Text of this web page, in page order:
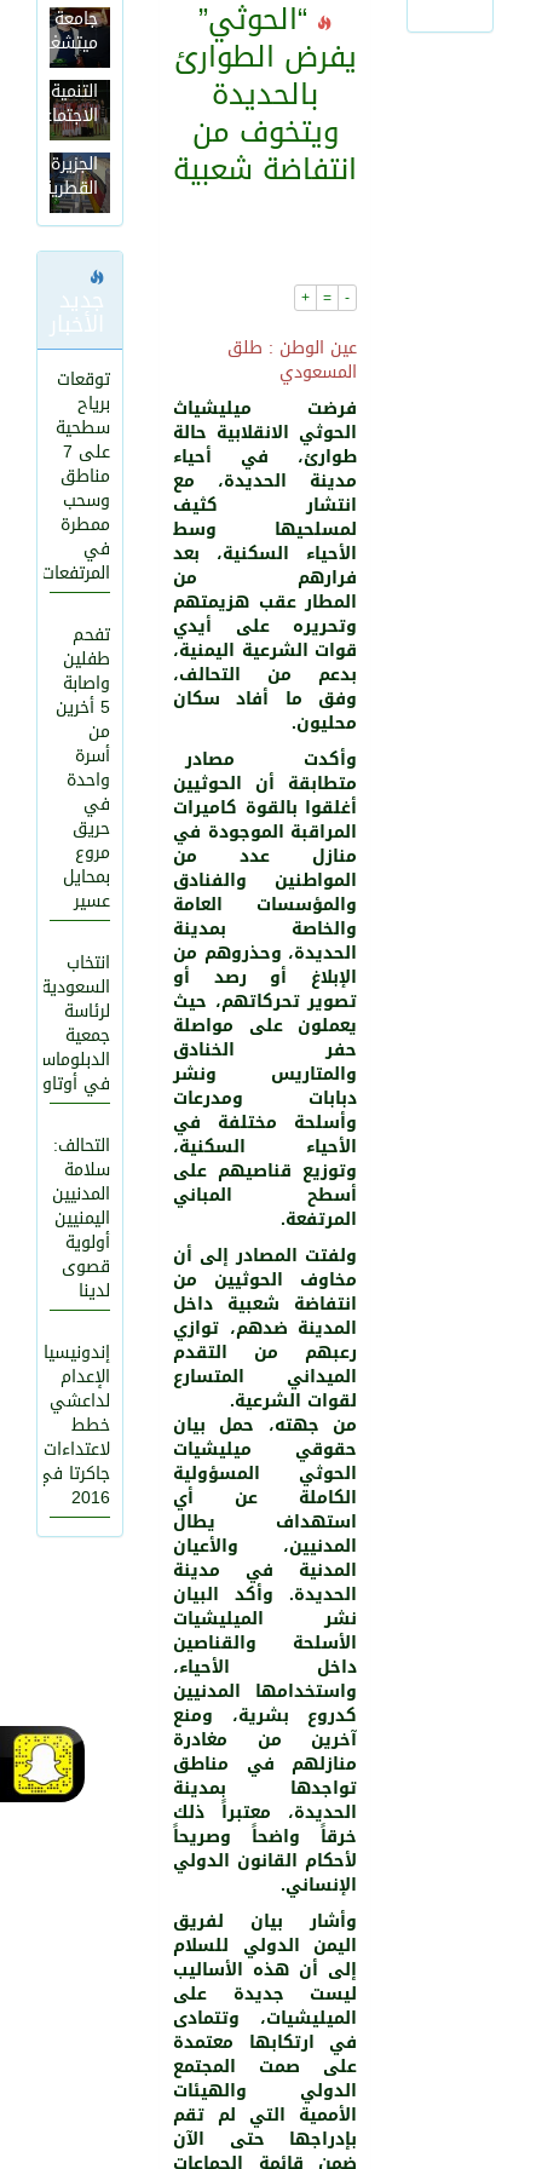
401 0
251 0
651 0
301 0
251 0
جامعة
ميتشغن
بالتعاون
مع
لجنة
التنمية
الاجتماعية
السفارة
الألمانية
بالسعودية
تكذب
فيه
قناة
الجزيرة
القطرية
جديد
الأخبار
توقعات
برياح
سطحية
على 7
مناطق
وسحب
ممطرة
في
المرتفعات
تفحم
طفلين
واصابة
5 أخرين
من
أسرة
واحدة
في
حريق
مروع
بمحايل
عسير
انتخاب
السعودية
لرئاسة
جمعية
الدبلوماسيين
في أوتاوا
التحالف:
سلامة
المدنيين
اليمنيين
أولوية
قصوى
لدينا
إندونيسيا..
الإعدام
لداعشي
خطط
لاعتداءات
جاكرتا في
2016
“الحوثي”
يفرض الطوارئ
بالحديدة
ويتخوف من
انتفاضة شعبية
+ = -
عين الوطن : طلق
المسعودي
فرضت ميليشياث
الحوثي الانقلابية حالة
طوارئ، في أحياء
مدينة الحديدة، مع
انتشار كثيف
لمسلحيها وسط
الأحياء السكنية، بعد
فرارهم من
المطار عقب هزيمتهم
وتحريره على أيدي
قوات الشرعية اليمنية،
بدعم من التحالف،
وفق ما أفاد سكان
محليون.
وأكدت مصادر
متطابقة أن الحوثيين
أغلقوا بالقوة كاميرات
المراقبة الموجودة في
منازل عدد من
المواطنين والفنادق
والمؤسسات العامة
والخاصة بمدينة
الحديدة، وحذروهم من
الإبلاغ أو رصد أو
تصوير تحركاتهم، حيث
يعملون على مواصلة
حفر الخنادق
والمتاريس ونشر
دبابات ومدرعات
وأسلحة مختلفة في
الأحياء السكنية،
وتوزيع قناصيهم على
أسطح المباني
المرتفعة.
ولفتت المصادر إلى أن
مخاوف الحوثيين من
انتفاضة شعبية داخل
المدينة ضدهم، توازي
رعبهم من التقدم
الميداني المتسارع
لقوات الشرعية.
من جهته، حمل بيان
حقوقي ميليشيات
الحوثي المسؤولية
الكاملة عن أي
استهداف يطال
المدنيين، والأعيان
المدنية في مدينة
الحديدة. وأكد البيان
نشر الميليشيات
الأسلحة والقناصين
داخل الأحياء،
واستخدامها المدنيين
كدروع بشرية، ومنع
آخرين من مغادرة
منازلهم في مناطق
تواجدها بمدينة
الحديدة، معتبراً ذلك
خرقاً واضحاً وصريحاً
لأحكام القانون الدولي
الإنساني.
وأشار بيان لفريق
اليمن الدولي للسلام
إلى أن هذه الأساليب
ليست جديدة على
الميليشيات، وتتمادى
في ارتكابها معتمدة
على صمت المجتمع
الدولي والهيئات
الأممية التي لم تقم
بإدراجها حتى الآن